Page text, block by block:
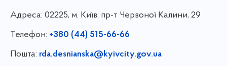
Адреса: 02225, м. Київ, пр-т Червоної Калини, 29
Телефон: +380 (44) 515-66-66
Пошта: rda.desnianska@kyivcity.gov.ua